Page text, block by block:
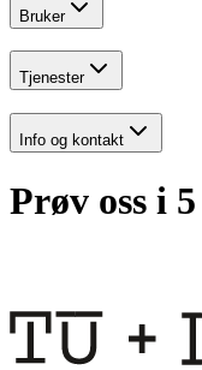
Bruker
Tjenester
Info og kontakt
Prøv oss i